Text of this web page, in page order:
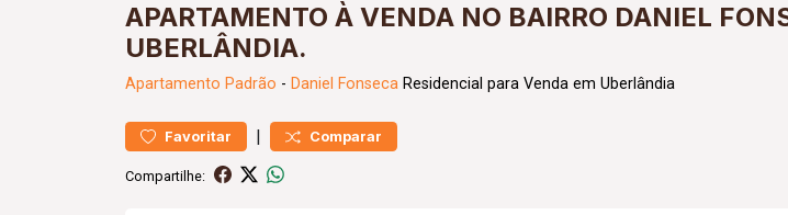
APARTAMENTO À VENDA NO BAIRRO DANIEL
UBERLÂNDIA.
Apartamento Padrão - Daniel Fonseca Residencial para Venda em Uberlândia
Favoritar | Comparar
Compartilhe: